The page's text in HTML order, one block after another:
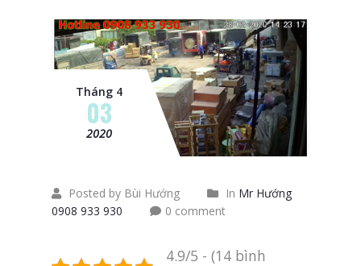
Tháng 4
03
2020
Posted by Bùi Hướng In Mr Hướng
0908 933 930
0 comment
4.9/5 - (14 bình